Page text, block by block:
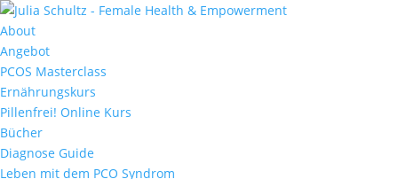
About
Angebot
PCOS Masterclass
Ernährungskurs
Pillenfrei! Online Kurs
Bücher
Diagnose Guide
Leben mit dem PCO Syndrom